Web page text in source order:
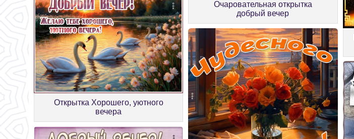
Очаровательная открытка
добрый вечер
Открытка Хорошего, уютного
вечера